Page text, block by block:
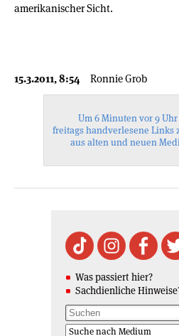
amerikanischer Sicht.
15.3.2011, 8:54 Ronnie Grob
Um 6 Minuten vor 9
freitags handverlesene Links
aus alten und neuen
Was passiert hier?
Sachdienliche